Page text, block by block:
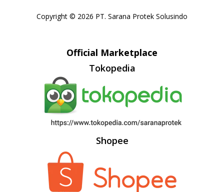
Copyright © 2026 PT. Sarana Protek Solusindo
Official Marketplace
Tokopedia
Shopee